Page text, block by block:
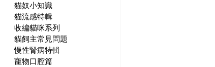
貓奴小知識
貓流感特輯
收編貓咪系列
貓飼主常見問題
慢性腎病特輯
寵物口腔篇